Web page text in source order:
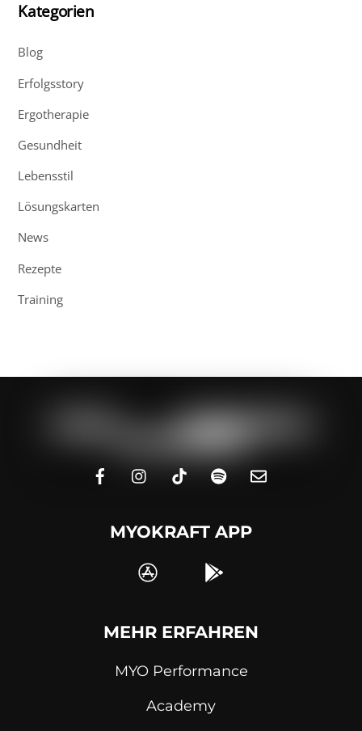
Kategorien
Blog
Erfolgsstory
Ergotherapie
Gesundheit
Lebensstil
Lösungskarten
News
Rezepte
Training
MYOKRAFT APP
MEHR ERFAHREN
MYO Performance
Academy